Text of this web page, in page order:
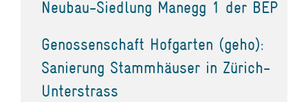
Neubau-Siedlung Manegg 1 der BEP
Genossenschaft Hofgarten (geho):
Sanierung Stammhäuser in Zürich-
Unterstrass